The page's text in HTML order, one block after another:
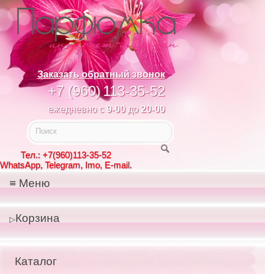
Заказать обратный звонок
+7 (960)113-35-52
ежедневно с 9-00до 20-00
Тел.: +7(960)113-35-52
WhatsApp, Telegram, Imo, E-mail.
Меню
Корзина
Каталог